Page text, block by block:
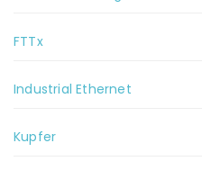
FTTx
Industrial Ethernet
Kupfer